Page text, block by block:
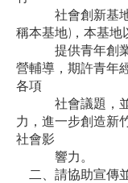
社會創新基地
稱本基地)，本基地
提供青年創業團
營輔導，期許青年
各項
社會議題，並
力，進一步創造新
社會影
響力。
二、請協助宣傳